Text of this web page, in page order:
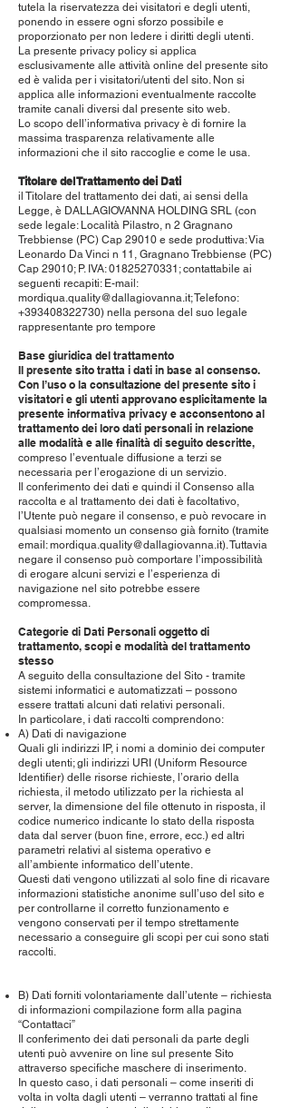
tutela la riservatezza dei visitatori e degli utenti,
ponendo in essere ogni sforzo possibile e
proporzionato per non ledere i diritti degli utenti.
La presente privacy policy si applica
esclusivamente alle attività online del presente sito
ed è valida per i visitatori/utenti del sito. Non si
applica alle informazioni eventualmente raccolte
tramite canali diversi dal presente sito web.
Lo scopo dell’informativa privacy è di fornire la
massima trasparenza relativamente alle
informazioni che il sito raccoglie e come le usa.
Titolare del Trattamento dei Dati
il Titolare del trattamento dei dati, ai sensi della
Legge, è DALLAGIOVANNA HOLDING SRL (con
sede legale: Località Pilastro, n 2 Gragnano
Trebbiense (PC) Cap 29010 e sede produttiva: Via
Leonardo Da Vinci n 11, Gragnano Trebbiense (PC)
Cap 29010; P. IVA:01825270331 ; contattabile ai
seguenti recapiti: E-mail:
mordiqua.quality@dallagiovanna.it; Telefono:
+393408322730) nella persona del suo legale
rappresentante pro tempore
Base giuridica del trattamento
Il presente sito tratta i dati in base al consenso.
Con l’uso o la consultazione del presente sito i
visitatori e gli utenti approvano esplicitamente la
presente informativa privacy e acconsentono al
trattamento dei loro dati personali in relazione
alle modalità e alle finalità di seguito descritte,
compreso l’eventuale diffusione a terzi se
necessaria per l’erogazione di un servizio.
Il conferimento dei dati e quindi il Consenso alla
raccolta e al trattamento dei dati è facoltativo,
l’Utente può negare il consenso, e può revocare in
qualsiasi momento un consenso già fornito (tramite
email:mordiqua.quality@dallagiovanna.it). Tuttavia
negare il consenso può comportare l’impossibilità
di erogare alcuni servizi e l’esperienza di
navigazione nel sito potrebbe essere
compromessa.
Categorie di Dati Personali oggetto di
trattamento, scopi e modalità del trattamento
stesso
A seguito della consultazione del Sito - tramite
sistemi informatici e automatizzati – possono
essere trattati alcuni dati relativi personali.
In particolare, i dati raccolti comprendono:
A) Dati di navigazione
Quali gli indirizzi IP, i nomi a dominio dei computer
degli utenti; gli indirizzi URI (Uniform Resource
Identifier) delle risorse richieste, l’orario della
richiesta, il metodo utilizzato per la richiesta al
server, la dimensione del file ottenuto in risposta, il
codice numerico indicante lo stato della risposta
data dal server (buon fine, errore, ecc.) ed altri
parametri relativi al sistema operativo e
all’ambiente informatico dell’utente.
Questi dati vengono utilizzati al solo fine di ricavare
informazioni statistiche anonime sull’uso del sito e
per controllarne il corretto funzionamento e
vengono conservati per il tempo strettamente
necessario a conseguire gli scopi per cui sono stati
raccolti.
B) Dati forniti volontariamente dall’utente – richiesta
di informazioni compilazione form alla pagina
“Contattaci”
Il conferimento dei dati personali da parte degli
utenti può avvenire on line sul presente Sito
attraverso specifiche maschere di inserimento.
In questo caso, i dati personali – come inseriti di
volta in volta dagli utenti – verranno trattati al fine